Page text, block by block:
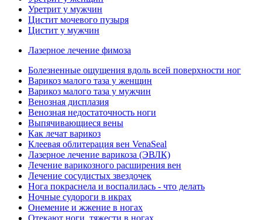
Уретрит у мужчин
Цистит мочевого пузыря
Цистит у мужчин
Лазерное лечение фимоза
Болезненные ощущения вдоль всей поверхности ног
Варикоз малого таза у женщин
Варикоз малого таза у мужчин
Венозная дисплазия
Венозная недостаточность ноги
Выпячивающиеся вены
Как лечат варикоз
Клеевая облитерация вен VenaSeal
Лазерное лечение варикоза (ЭВЛК)
Лечение варикозного расширения вен
Лечение сосудистых звездочек
Нога покраснела и воспалилась - что делать
Ночные судороги в икрах
Онемение и жжение в ногах
Отекают ноги, тяжести в ногах